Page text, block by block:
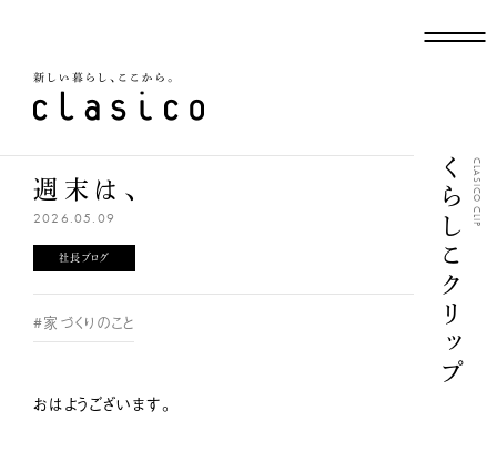
くらしこクリップCLASICO CLIP
週末は、
2026.05.09
社長ブログ
#家づくりのこと
おはようございます。